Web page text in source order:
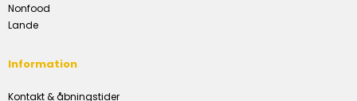
Nonfood
Lande
Information
Kontakt & åbningstider